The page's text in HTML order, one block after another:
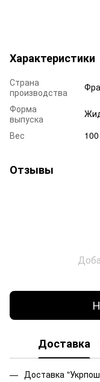
Характеристики
Страна
производства
Форма
выпуска
Вес
Отзывы
Доставка
Доставка